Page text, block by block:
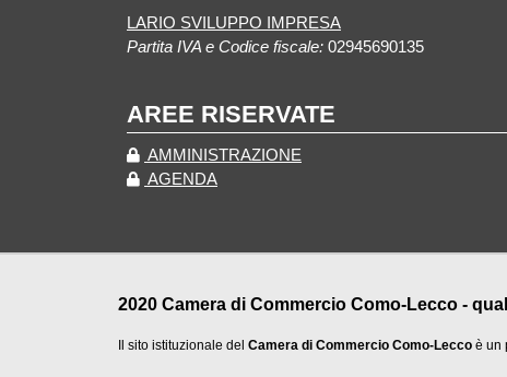
LARIO SVILUPPO IMPRESA
Partita IVA e Codice fiscale: 02945690135
AREE RISERVATE
AMMINISTRAZIONE
AGENDA
2020 Camera di Commercio Como-Lecco -
Il sito istituzionale del Camera di Commercio Como-Lecco è un